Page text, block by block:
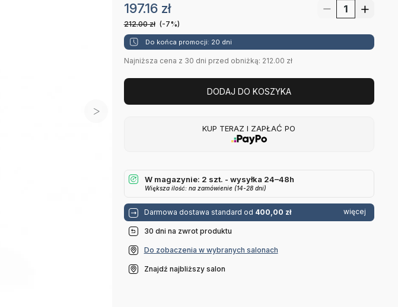
197.16zł
212.00zł (-7%)
Do końca promocji: 20 dni
Najniższa cena z 30 dni przed obniżką: 212.00 zł
DODAJ DO KOSZYKA
KUP TERAZ I ZAPŁAĆ PO
W magazynie: 2 szt. - wysyłka 24–48h
Większa ilość: na zamówienie (14-28 dni)
Darmowa dostawa standard od 400,00 zł więcej
30 dni na zwrot produktu
Do zobaczenia w wybranych salonach
Znajdź najbliższy salon